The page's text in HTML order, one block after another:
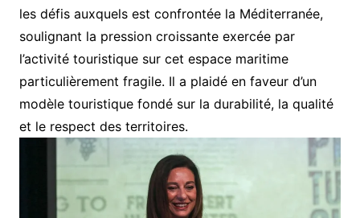
les défis auxquels est confrontée la Méditerranée,
soulignant la pression croissante exercée par
l’activité touristique sur cet espace maritime
particulièrement fragile. Il a plaidé en faveur d’un
modèle touristique fondé sur la durabilité, la qualité
et le respect des territoires.